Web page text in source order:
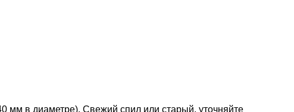
мм в диаметре). Свежий спил или старый, уточняйте